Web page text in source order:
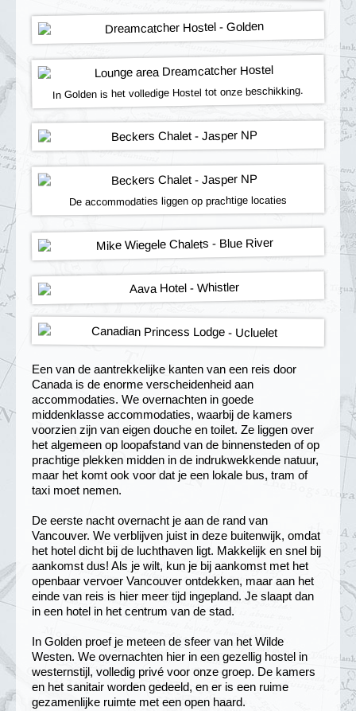
In Golden is het volledige Hostel tot onze beschikking.
De accommodaties liggen op prachtige locaties
Een van de aantrekkelijke kanten van een reis door
Canada is de enorme verscheidenheid aan
accommodaties. We overnachten in goede
middenklasse accommodaties, waarbij de kamers
voorzien zijn van eigen douche en toilet. Ze liggen over
het algemeen op loopafstand van de binnensteden of op
prachtige plekken midden in de indrukwekkende natuur,
maar het komt ook voor dat je een lokale bus, tram of
taxi moet nemen.
De eerste nacht overnacht je aan de rand van
Vancouver. We verblijven juist in deze buitenwijk, omdat
het hotel dicht bij de luchthaven ligt. Makkelijk en snel bij
aankomst dus! Als je wilt, kun je bij aankomst met het
openbaar vervoer Vancouver ontdekken, maar aan het
einde van reis is hier meer tijd ingepland. Je slaapt dan
in een hotel in het centrum van de stad.
In Golden proef je meteen de sfeer van het Wilde
Westen. We overnachten hier in een gezellig hostel in
westernstijl, volledig privé voor onze groep. De kamers
en het sanitair worden gedeeld, en er is een ruime
gezamenlijke ruimte met een open haard.